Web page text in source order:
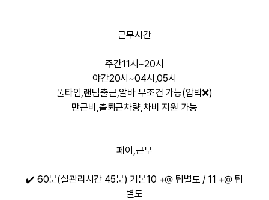
근무시간
주간11시~20시
야간20시~04시,05시
풀타임,랜덤출근,알바 무조건 가능(압박❌)
만근비,출퇴근차량,차비 지원 가능
페이,근무
✔️ 60분(실관리시간 45분) 기본10 +@ 팁별도 / 11 +@ 팁
별도